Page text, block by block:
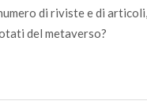
di riviste e di
del metaverso?